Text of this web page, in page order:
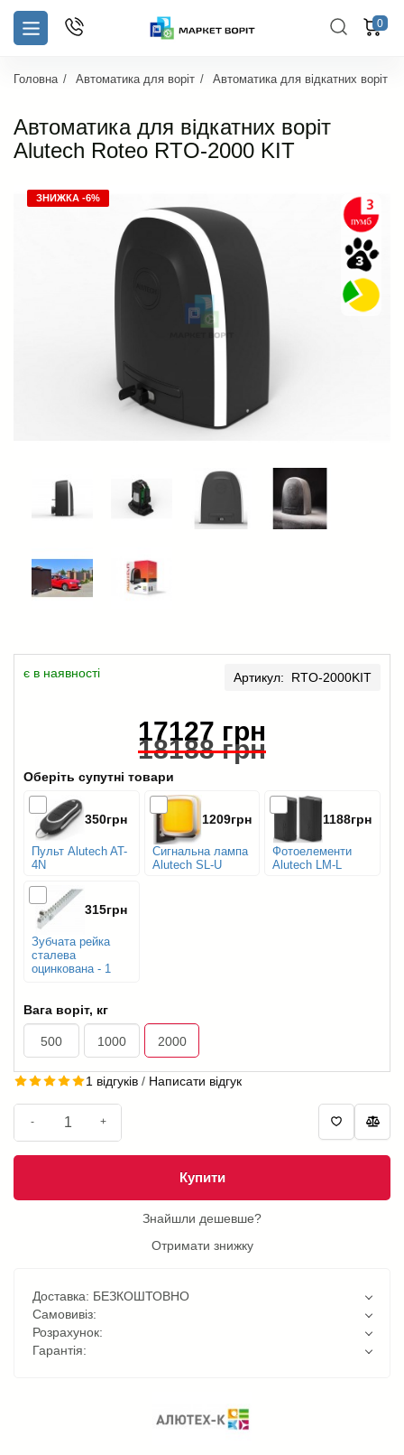
0
Головна Автоматика для воріт Автоматика для відкатних воріт
Автоматика для відкатних воріт
Alutech Roteo RTO-2000 KIT
ЗНИЖКА -6%
є в наявності Артикул: RTO-2000KIT
17127 грн
18188 грн
Оберіть супутні товари
Пульт Alutech AT-
4N
350грн
Сигнальна лампа
Alutech SL-U
1209грн
Фотоелементи
Alutech LM-L
1188грн
Зубчата рейка
сталева
оцинкована - 1
315грн
Вага воріт, кг
500 1000 2000
1 відгуків / Написати відгук
- +
Купити
Знайшли дешевше?
Отримати знижку
Доставка: БЕЗКОШТОВНО
Самовивіз:
Розрахунок:
Гарантія: